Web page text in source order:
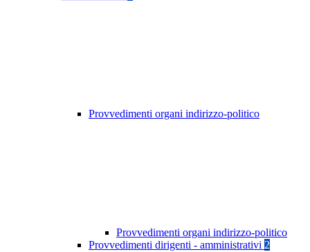
Provvedimenti organi indirizzo-politico
Provvedimenti organi indirizzo-politico
Provvedimenti dirigenti - amministrativi 2